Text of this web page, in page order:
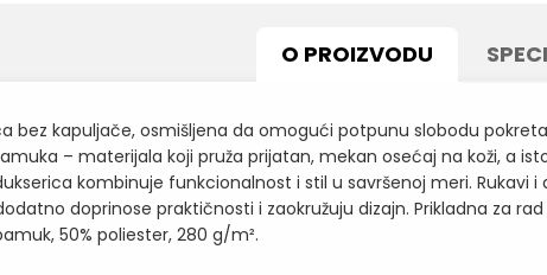
O PROIZVODU
bez kapuljače, osmišljena da omogući potpunu slobodu
– materijala koji pruža prijatan, mekan osećaj na koži, a
kombinuje funkcionalnost i stil u savršenoj meri.
doprinose praktičnosti i zaokružuju dizajn. Prikladna za
50% poliester, 280 g/m².